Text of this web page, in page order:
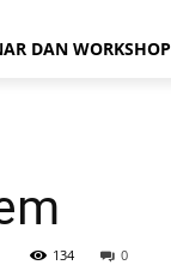
DAN WORKSHOP
0
134